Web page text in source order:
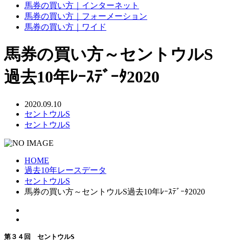
馬券の買い方｜インターネット
馬券の買い方｜フォーメーション
馬券の買い方｜ワイド
馬券の買い方～セントウルS
過去10年ﾚｰｽﾃﾞｰﾀ2020
2020.09.10
セントウルS
セントウルS
HOME
過去10年レースデータ
セントウルS
馬券の買い方～セントウルS過去10年ﾚｰｽﾃﾞｰﾀ2020
第３４回　セントウルS